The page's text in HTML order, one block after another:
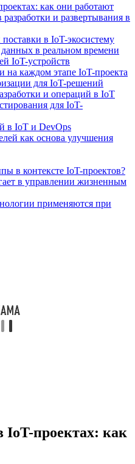
как они работают
и развертывания в
в IoT-экосистему
в реальном времени
IoT-устройств
на каждом этапе IoT-проекта
для IoT-решений
и операций в IoT
для IoT-
в IoT и DevOps
как основа улучшения
в контексте IoT-проектов?
в управлении жизненным
применяются при
проектах: как